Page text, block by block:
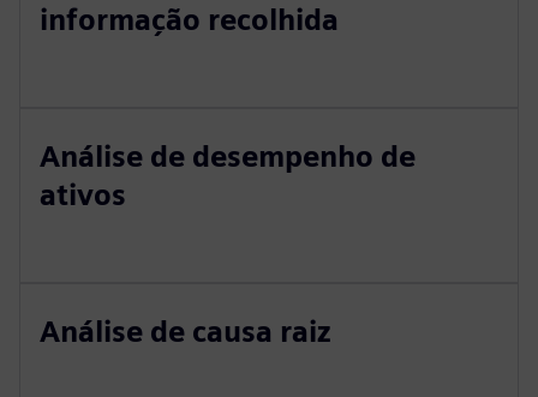
informação recolhida
Análise de desempenho de
ativos
Análise de causa raiz